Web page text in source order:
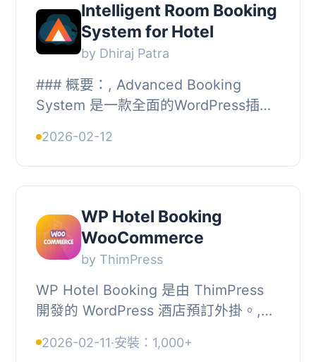
Intelligent Room Booking
System for Hotel
by Dhiraj Patra
### 概要：, Advanced Booking
System 是一款全面的WordPress插
運動場地或任何可預訂的資源。非常適
合旅館、運動設施、共...
2026-02-12
WP Hotel Booking
WooCommerce
by ThimPress
WP Hotel Booking 是由 ThimPress
開發的 WordPress 酒店預訂外掛。,
援使用 WooCommerce 所提供的支付
2026-02-11·安裝：1,000+